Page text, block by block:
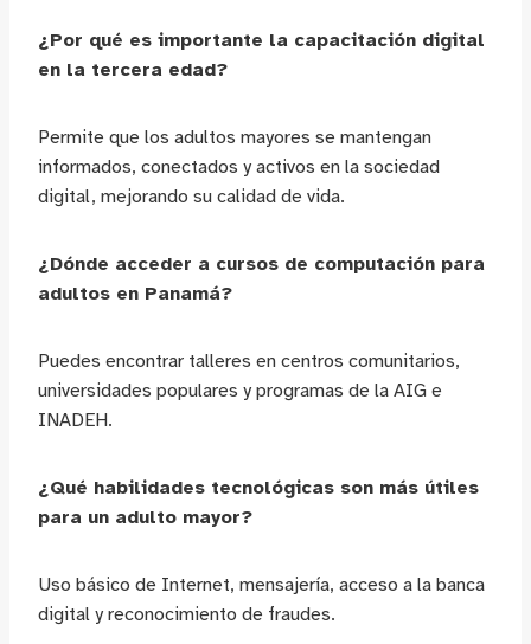
¿Por qué es importante la capacitación digital
en la tercera edad?
Permite que los adultos mayores se mantengan
informados, conectados y activos en la sociedad
digital, mejorando su calidad de vida.
¿Dónde acceder a cursos de computación para
adultos en Panamá?
Puedes encontrar talleres en centros comunitarios,
universidades populares y programas de la AIG e
INADEH.
¿Qué habilidades tecnológicas son más útiles
para un adulto mayor?
Uso básico de Internet, mensajería, acceso a la banca
digital y reconocimiento de fraudes.